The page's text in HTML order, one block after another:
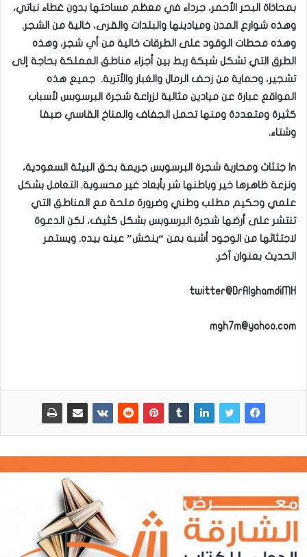
بمحاذاة البحر الأحمر، جرداء في معظم مساحتها بدون غطاء نباتي،
وهذه شوارع المدن وميادينها والبلدات والقرى، خالية من الشجر.
وهذه محطات الوقود على الطرقات خالية من أي شجر، وهذه
الطرق التي تشكل شبكة ربط بين أجزاء مناطق المملكة بحاجة إلى
تشجير، وحماية من زحف الرمال والغبار والأتربة. جميع هذه
المواقع عبارة عن ميادين مثالية لزراعة شجرة البرسوبس لأسباب
كثيرة ومتعددة ومنها تحمل الجفاف والمناخ القاسي صيفا
وشتاء.
nا جتثاث ومحاربة شجرة البرسوبس جريمة بحق البيئة السعودية،
ونزعة ظاهرها خير وباطنها شر بأبعاد غير محسوبة. التعامل بشكل
علمي وحكيم مطلب وطني وضرورة ملحة مع المناطق التي
تنتشر على أرضها شجرة البرسوبس بشكل كثيف، لكن الدعوة
لاجتثاثها من الوجود أشبه بمن “ينخش” عينه بيده. ويستمر
الحديث بعنوان آخر.
twitter@DrAlghamdiMH
mgh7m@yahoo.com